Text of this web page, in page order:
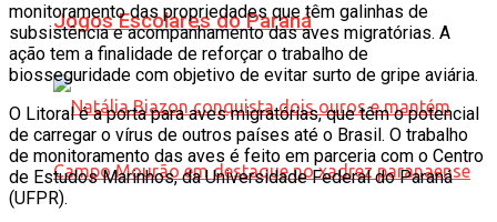
Jogos Escolares do Paraná
monitoramento das propriedades que têm galinhas de
subsistência e acompanhamento das aves migratórias. A
ação tem a finalidade de reforçar o trabalho de
biosseguridade com objetivo de evitar surto de gripe aviária.
O Litoral é a porta para aves migratórias, que têm o potencial
de carregar o vírus de outros países até o Brasil. O trabalho
de monitoramento das aves é feito em parceria com o Centro
de Estudos Marinhos, da Universidade Federal do Paraná
(UFPR).